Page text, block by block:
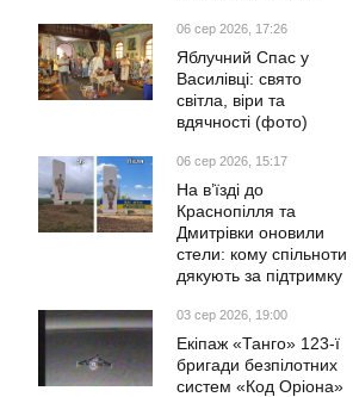
06 сер 2026, 17:26
Яблучний Спас у
Василівці: свято
світла, віри та
вдячності (фото)
06 сер 2026, 15:17
На в’їзді до
Краснопілля та
Дмитрівки оновили
стели: кому спільноти
дякують за підтримку
03 сер 2026, 19:00
Екіпаж «Танго» 123-ї
бригади безпілотних
систем «Код Оріона»